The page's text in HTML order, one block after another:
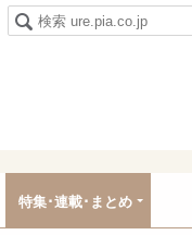
特集･連載･まとめ